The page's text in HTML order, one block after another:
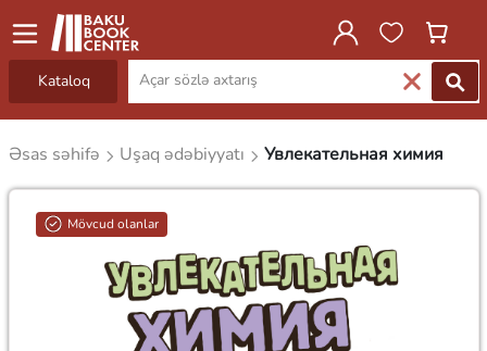
Kataloq
Əsas səhifə Uşaq ədəbiyyatı Увлекательная химия
Mövcud olanlar